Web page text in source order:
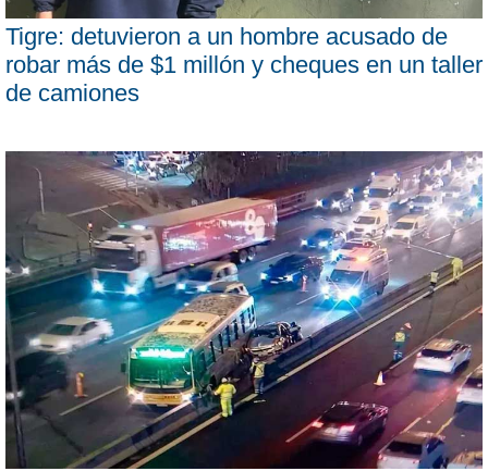
Tigre: detuvieron a un hombre acusado de
robar más de $1 millón y cheques en un taller
de camiones